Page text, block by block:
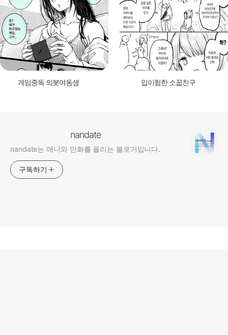
게임중독 의붓여동생 입이험한 소꿉친구
nandate
nandate는 애니와 만화를 올리는 블로거입니다.
구독하기